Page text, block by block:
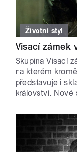
Životní styl
Visací zámek
Skupina Visací
na kterém
představuje i
království. Nové